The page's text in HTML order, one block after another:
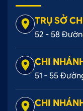
TRỤ SỞ
52 - 58
CHI
51 - 55
CHI